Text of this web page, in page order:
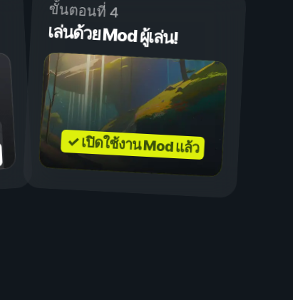
ขั้นตอนที่ 4
เล่นด้วย Mod ผู้เล่น!
✓ เปิดใช้งาน Mod แล้ว